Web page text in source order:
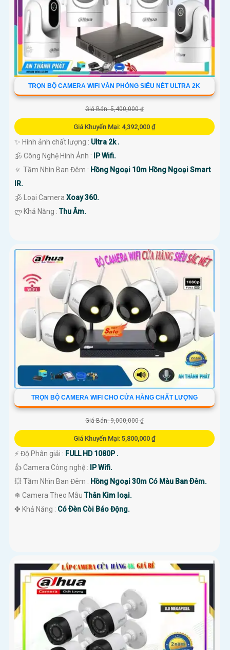
TRỌN BỘ CAMERA WIFI VĂN PHÒNG SIÊU NÉT ULTRA 2K
Giá Bán: 5,400,000 ₫
Giá Khuyến Mại: 4,392,000 ₫
✨ Hình ảnh chất lượng : Ultra 2k .
🕉️ Công Nghệ Hình Ảnh :
IP Wifi.
🔅 Tầm Nhìn Ban Đêm : Hồng Ngoại 10m Hồng Ngoại Smart
IR.
🕉️ Loại Camera Xoay 360.
️ლ Khả Năng :Thu Âm.
TRỌN BỘ CAMERA WIFI CHO CỬA HÀNG CHẤT LƯỢNG
Giá Bán: 9,000,000 ₫
Giá Khuyến Mại: 5,800,000 ₫
️⚡ Độ Phân giải : FULL HD 1080P .
👍 Camera Công nghệ :
IP Wifi.
💥 Tầm Nhìn Ban Đêm : Hồng Ngoại 30m Có Màu Ban Ðêm.
❄ Camera Theo MẫuThân Kim loại.
️✤ Khả Năng : Có Ðèn Còi Báo Động.